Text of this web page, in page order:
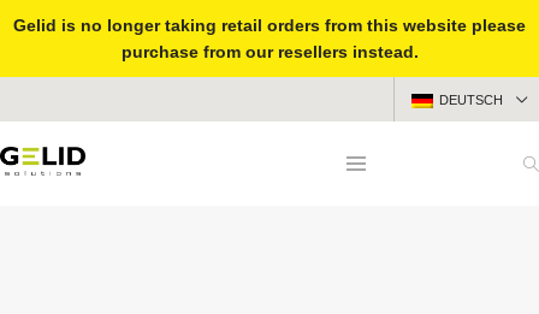
Gelid is no longer taking retail orders from this website please
purchase from our resellers instead.
DEUTSCH